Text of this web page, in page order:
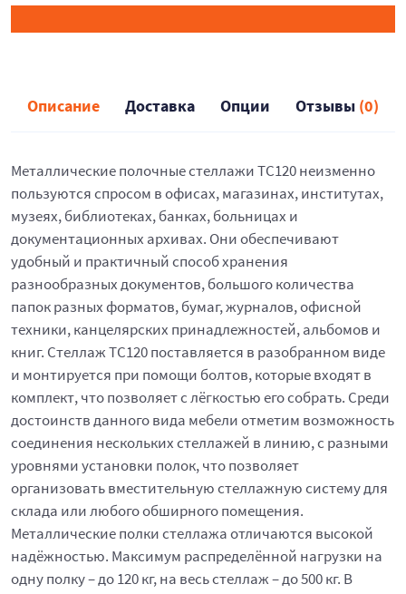
Описание Доставка Опции Отзывы (0)
Металлические полочные стеллажи ТС120 неизменно
пользуются спросом в офисах, магазинах, институтах,
музеях, библиотеках, банках, больницах и
документационных архивах. Они обеспечивают
удобный и практичный способ хранения
разнообразных документов, большого количества
папок разных форматов, бумаг, журналов, офисной
техники, канцелярских принадлежностей, альбомов и
книг. Стеллаж ТС120 поставляется в разобранном виде
и монтируется при помощи болтов, которые входят в
комплект, что позволяет с лёгкостью его собрать. Среди
достоинств данного вида мебели отметим возможность
соединения нескольких стеллажей в линию, с разными
уровнями установки полок, что позволяет
организовать вместительную стеллажную систему для
склада или любого обширного помещения.
Металлические полки стеллажа отличаются высокой
надёжностью. Максимум распределённой нагрузки на
одну полку – до 120 кг, на весь стеллаж – до 500 кг. В